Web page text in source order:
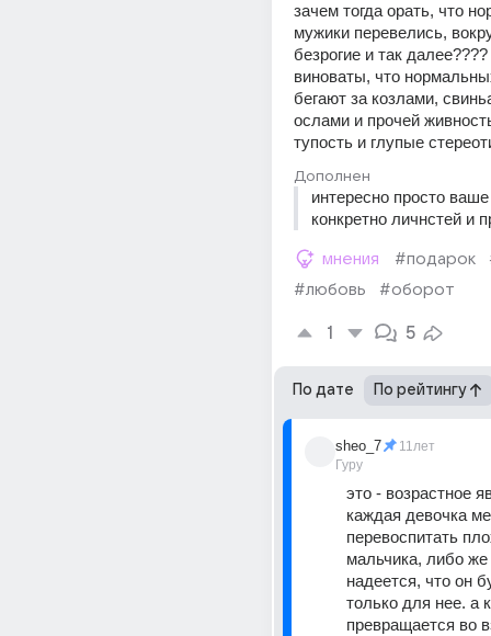
зачем тогда орать, что
мужики перевелись,
безрогие и так
виноваты, что
бегают за козлами,
ослами и прочей
тупость и глупые
Дополнен
интересно просто
конкретно личнстей и
мнения #подарок
#любовь
#оборот
1 5
По дате По рейтингу
sheo_7
Гуру
11лет
это - возрастное
каждая девочка
перевоспитать
мальчика, либо же
надеется, что он
только для нее. а
превращается во